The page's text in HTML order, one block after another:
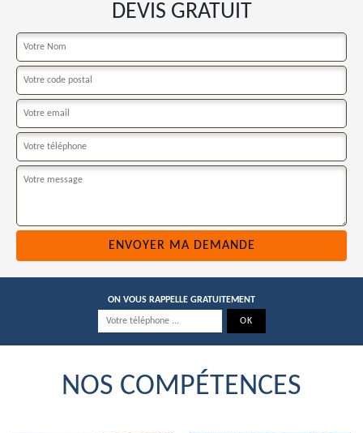
DEVIS GRATUIT
ON VOUS RAPPELLE GRATUITEMENT
NOS COMPÉTENCES